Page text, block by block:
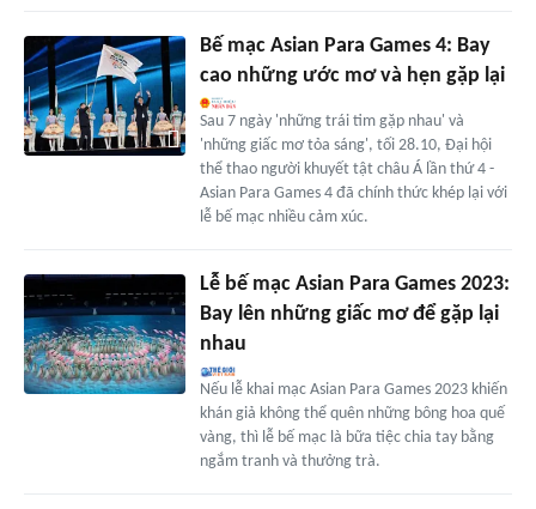
Bế mạc Asian Para Games 4: Bay
cao những ước mơ và hẹn gặp lại
Sau 7 ngày 'những trái tim gặp nhau' và
'những giấc mơ tỏa sáng', tối 28.10, Đại hội
thể thao người khuyết tật châu Á lần thứ 4 -
Asian Para Games 4 đã chính thức khép lại với
lễ bế mạc nhiều cảm xúc.
Lễ bế mạc Asian Para Games 2023:
Bay lên những giấc mơ để gặp lại
nhau
Nếu lễ khai mạc Asian Para Games 2023 khiến
khán giả không thể quên những bông hoa quế
vàng, thì lễ bế mạc là bữa tiệc chia tay bằng
ngắm tranh và thưởng trà.